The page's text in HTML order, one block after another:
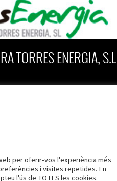
TORRES ENERGIA,
©
de Cookies
per oferir-vos l'experiència més
i visites repetides. En
l'ús de TOTES les cookies.